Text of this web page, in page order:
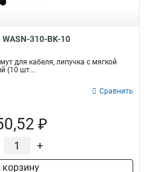
310-BK-10
для кабеля, липучка с мягкой
(10 шт...
Сравнить
₽
+
корзину